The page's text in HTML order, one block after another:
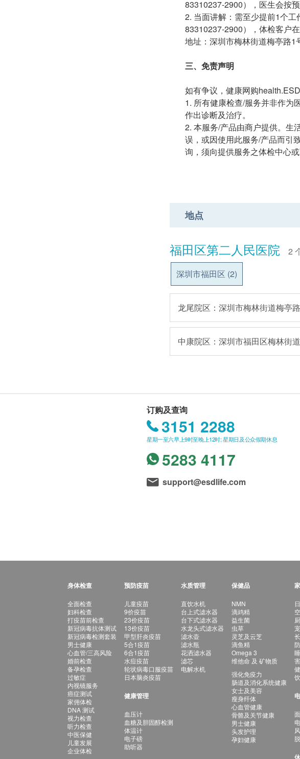
83310237-2900），医生会按
2. 当面讲解：需至少提前1个
83310237-2900），体检客户
地址：深圳市梅林街道梅亭路
三、免责声明
如有争议，健康网购
1. 所有健康检查/服务并非作为
作出诊断及治疗。
2. 本服务/产品由商户提供。生
误，或因使用此服务/产品而引
询，须向提供服务之体检中心或
地点
福田区第二人民医院
2
深圳市福田区 (2)
龙尾院区：深圳市梅林街道梅亭
中康院区：深圳市福田区梅林街
订购及查询
3151 2288
星期一至六早上9时至晚上12时; 星期日及公众假期休息
5283 4117
support@esdlife.com
身体检查
全面检查
妇科检查
打疫苗前检查
新冠病毒抗体测试
新冠病毒检测套装
男士健康
心血管/三高风险
婚前检查
备孕检查
过敏症
内视镜服务
癌症测试
家佣体检
DNA 测试
视力检查
听力检查
中医保健
儿童发展
企业体检
预防疫苗
儿童疫苗
9价疫苗
23价疫苗
13价疫苗
甲型肝炎疫苗
5合1疫苗
6合1疫苗
水痘疫苗
轮状病毒口服疫苗
日本脑炎疫苗
健康管理
血压计
血糖及胆固醇检测
体温计
电子磅
助听器
水质管理
直饮水机
台上式滤水器
台下式滤水器
水龙头式滤水器
滤水壶
滤水瓶
花洒滤水器
滤芯
电解水机
保健品
NMN
滴鸡精
益生菌
虫草
灵芝及云芝
滴鱼精
Omega 3
维他命 及 矿物质
强化免疫力
肠道及消化系统健康
女士及美容
瘦身纤体
心血管健康
骨骼及关节健康
男士健康
头发护理
孕妇健康